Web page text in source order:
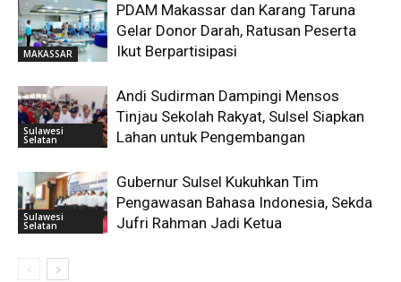
MAKASSAR
PDAM Makassar dan Karang Taruna
Gelar Donor Darah, Ratusan Peserta
Ikut Berpartisipasi
Sulawesi
Selatan
Andi Sudirman Dampingi Mensos
Tinjau Sekolah Rakyat, Sulsel Siapkan
Lahan untuk Pengembangan
Sulawesi
Selatan
Gubernur Sulsel Kukuhkan Tim
Pengawasan Bahasa Indonesia, Sekda
Jufri Rahman Jadi Ketua